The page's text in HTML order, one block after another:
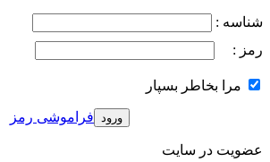
شناسه :
رمز :
مرا بخاطر بسپار
فراموشی رمز
عضویت در سایت